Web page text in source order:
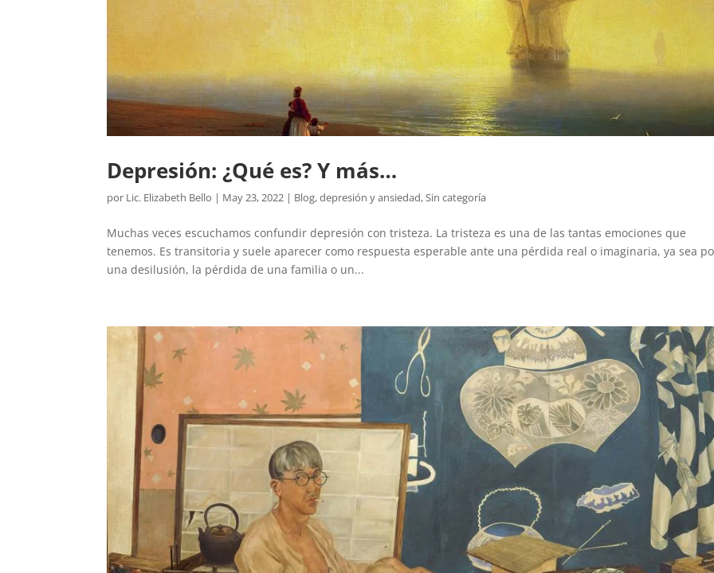
Depresión: ¿Qué es? Y más…
por Lic. Elizabeth Bello | May 23, 2022 | Blog,depresión y ansiedad,Sin categoría
Muchas veces escuchamos confundir depresión con tristeza. La tristeza es una de las tantas emociones que
tenemos. Es transitoria y suele aparecer como respuesta esperable ante una pérdida real o imaginaria, ya sea
una desilusión, la pérdida de una familia o un...